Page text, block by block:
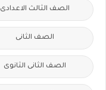
الصف الثالث الاعدادى
الصف الثانى
الصف الثانى الثانوى